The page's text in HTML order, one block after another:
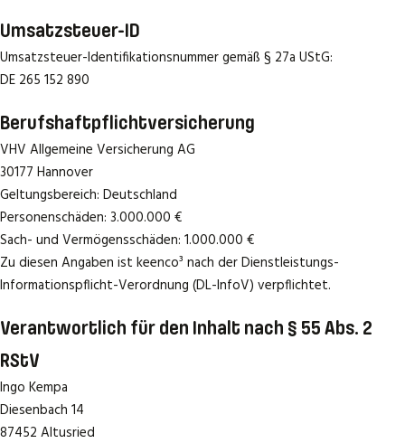
Umsatzsteuer-ID
Umsatzsteuer-Identifikationsnummer gemäß § 27a UStG:
DE 265 152 890
Berufshaftpflichtversicherung
VHV Allgemeine Versicherung AG
30177 Hannover
Geltungsbereich: Deutschland
Personenschäden: 3.000.000 €
Sach- und Vermögensschäden: 1.000.000 €
Zu diesen Angaben ist keenco³ nach der Dienstleistungs-
Informationspflicht-Verordnung (DL-InfoV) verpflichtet.
Verantwortlich für den Inhalt nach § 55 Abs. 2
RStV
Ingo Kempa
Diesenbach 14
87452 Altusried